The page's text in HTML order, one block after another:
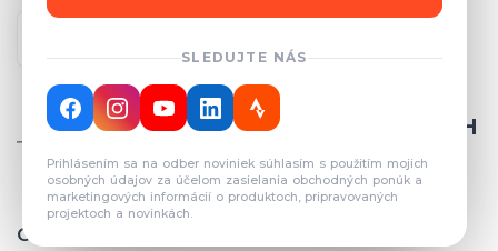
SLEDUJTE NÁS
Prihlásením sa na odber noviniek súhlasím s použitím mojich
osobných údajov za účelom zasielania obchodných ponúk a
marketingových informácií o produktoch, pripravovaných
projektoch a novinkách.
CELKOVÝ POČET REGISTROVANÝCH
TÍMOV: 82
Celkové výsledky